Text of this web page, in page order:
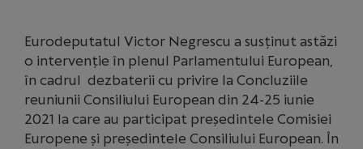
Eurodeputatul Victor Negrescu a susținut astăzi
o intervenție în plenul Parlamentului European,
în cadrul dezbaterii cu privire la Concluziile
reuniunii Consiliului European din 24-25 iunie
2021 la care au participat președintele Comisiei
Europene și președintele Consiliului European. În